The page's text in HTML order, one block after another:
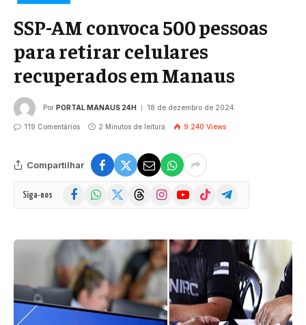
SSP-AM convoca 500 pessoas
para retirar celulares
recuperados em Manaus
Por PORTAL MANAUS 24H 18 de dezembro de 2024
119 Comentários 2 Minutos de leitura 9.240 Views
Compartilhar
Siga-nos FacebookWhatsApp
(Twitter)
ThreadsInstagramYouTubeTikTok Telegram